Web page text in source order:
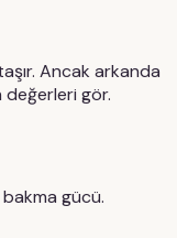
Ancak arkanda
gör.
gücü.